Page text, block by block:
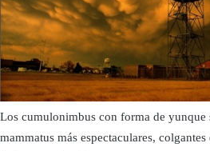
Los cumulonimbus con forma de yunque
mammatus más espectaculares,